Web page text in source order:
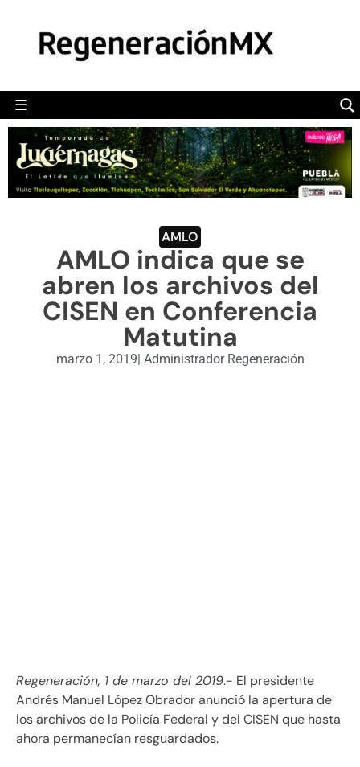
☰
POLÍTICA
CAMALEÓN
OPINIÓN
DEPORTES
ENGLISH SECTION
VIDEOS
AMLO
AMLO indica que se
abren los archivos del
CISEN en Conferencia
Matutina
marzo 1, 2019| Administrador Regeneración
Regeneración, 1 de marzo del 2019.- El presidente
Andrés Manuel López Obrador anunció la apertura de
los archivos de la Policía Federal y del CISEN que hasta
ahora permanecían resguardados.